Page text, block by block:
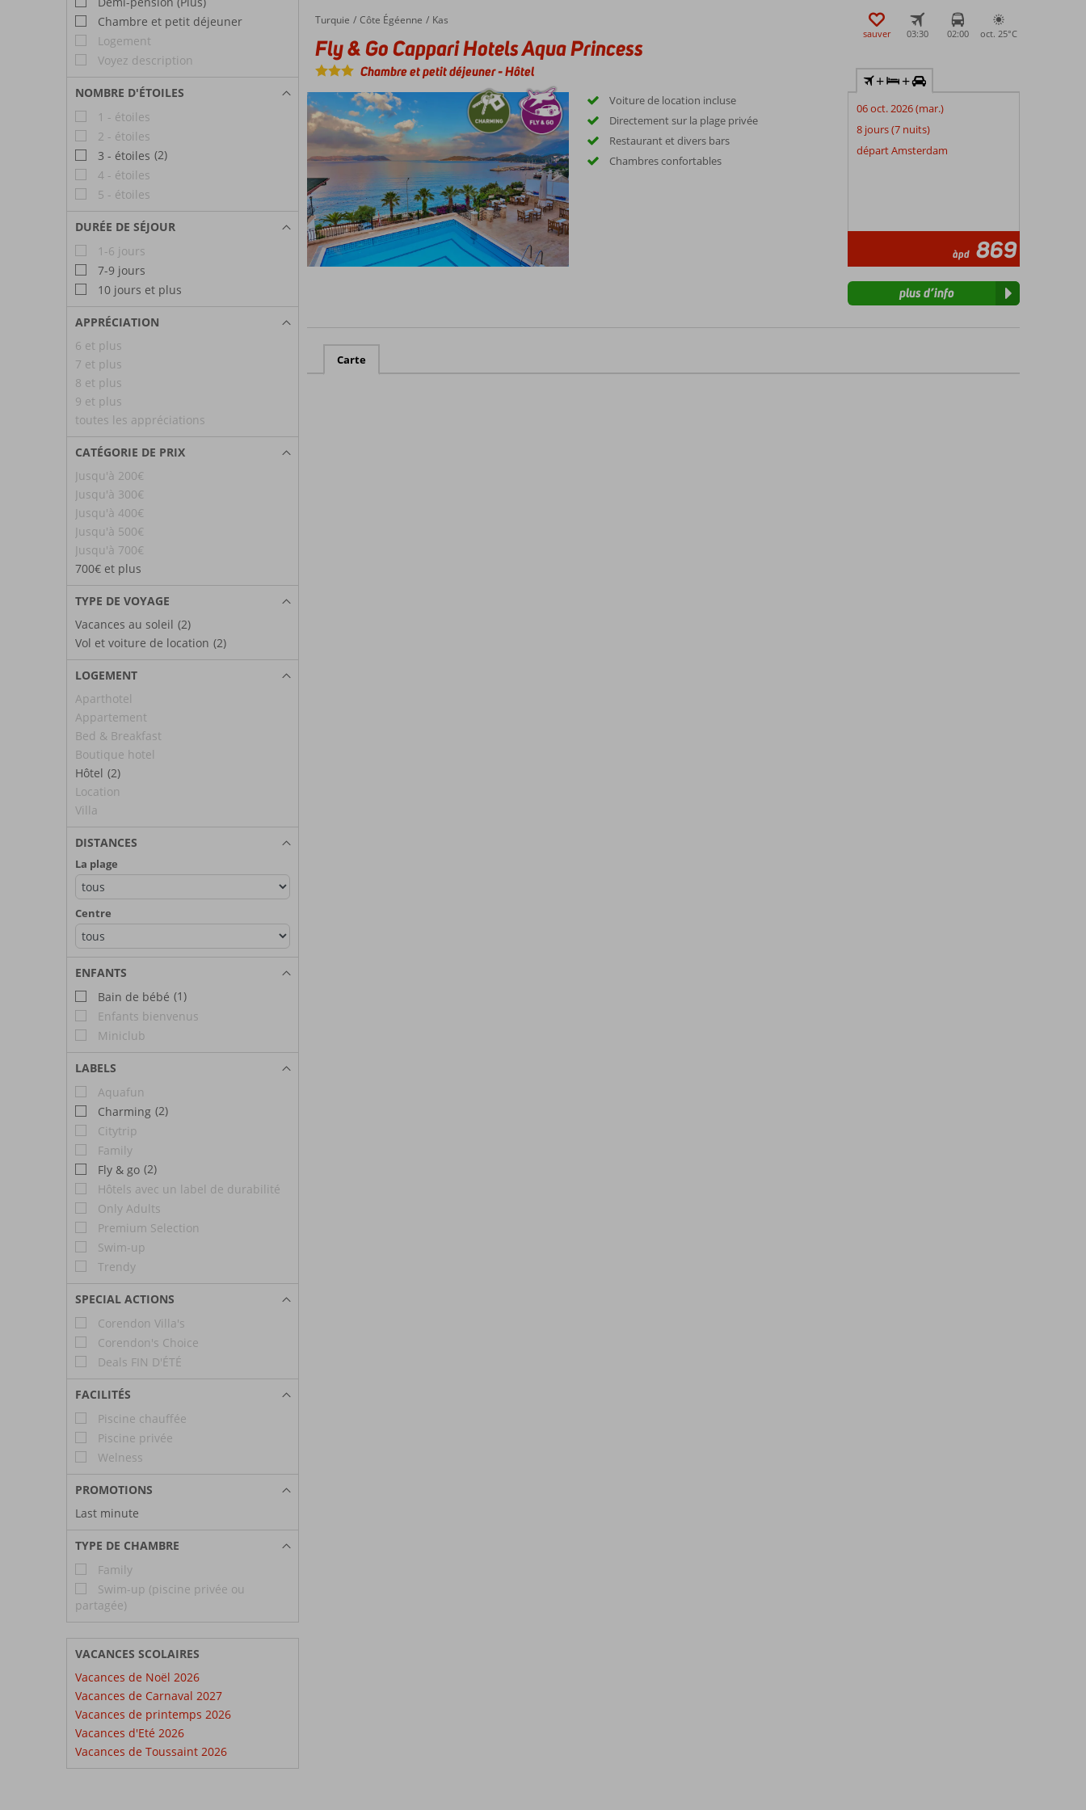
Chambre et petit déjeuner
Logement
Voyez description
NOMBRE D'ÉTOILES
1 - étoiles
2 - étoiles
3 - étoiles (2)
4 - étoiles
5 - étoiles
DURÉE DE SÉJOUR
1-6 jours
7-9 jours
10 jours et plus
APPRÉCIATION
6 et plus
7 et plus
8 et plus
9 et plus
toutes les appréciations
CATÉGORIE DE PRIX
Jusqu'à 200€
Jusqu'à 300€
Jusqu'à 400€
Jusqu'à 500€
Jusqu'à 700€
700€ et plus
TYPE DE VOYAGE
Vacances au soleil (2)
Vol et voiture de location (2)
LOGEMENT
Aparthotel
Appartement
Bed & Breakfast
Boutique hotel
Hôtel (2)
Location
Villa
DISTANCES
La plage
Centre
ENFANTS
Bain de bébé (1)
Enfants bienvenus
Miniclub
LABELS
Aquafun
Charming (2)
Citytrip
Family
Fly & go (2)
Hôtels avec un label de durabilité
Only Adults
Premium Selection
Swim-up
Trendy
SPECIAL ACTIONS
Corendon Villa's
Corendon's Choice
Deals FIN D'ÉTÉ
FACILITÉS
Piscine chauffée
Piscine privée
Welness
PROMOTIONS
Last minute
TYPE DE CHAMBRE
Family
Swim-up (piscine privée ou
partagée)
VACANCES SCOLAIRES
Vacances de Noël 2026
Vacances de Carnaval 2027
Vacances de printemps 2026
Vacances d'Eté 2026
Vacances de Toussaint 2026
Accueil
Turquie Côte Égéenne Kas
Fly & Go Cappari Hotels Aqua Princess
Fly & Go Cappari Hotels Aqua Princess
Chambre et petit déjeuner-Hôtel
sauver 03:30 02:00 oct. 25°C
Voiture de location incluse
Directement sur la plage privée
Restaurant et divers bars
Chambres confortables
+ +
06 oct. 2026 (mar.)
8 jours (7 nuits)
départ Amsterdam
àpd 869
plus d’info
Carte